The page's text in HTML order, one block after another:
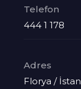
Telefon
444 1 178
Adres
Florya /